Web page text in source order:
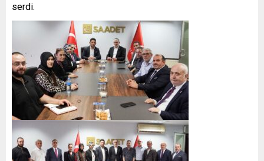
serdi.